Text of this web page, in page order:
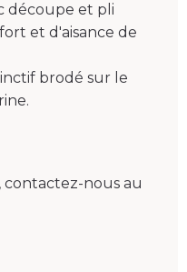
découpe et pli
et d'aisance de
brodé sur le
contactez-nous au